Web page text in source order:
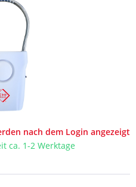
nach dem Login angezeigt
ca. 1-2 Werktage